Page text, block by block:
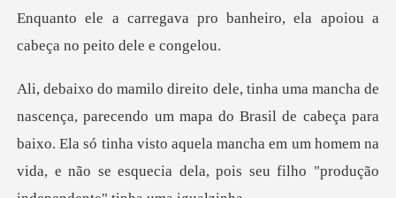
Enquanto ele a carregava pro banheiro
do Brasil de cabeça para
baixo. Ela só tinha visto aquela mancha em um homem na
vida,